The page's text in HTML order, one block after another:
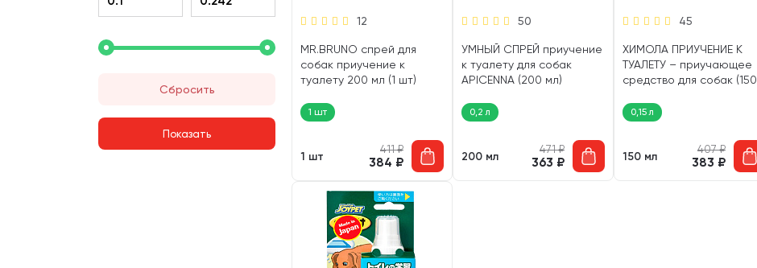
Сбросить
12
MR.BRUNO спрей для
собак приучение к
туалету 200 мл (1 шт)
1 шт
1 шт
411₽
384 ₽
50
УМНЫЙ СПРЕЙ приучение
к туалету для собак
APICENNA (200 мл)
0,2 л
200 мл
471₽
363 ₽
45
ХИМОЛА ПРИУЧЕНИЕ К
ТУАЛЕТУ – приучающее
средство для собак (150
0,15 л
150 мл
407₽
383 ₽